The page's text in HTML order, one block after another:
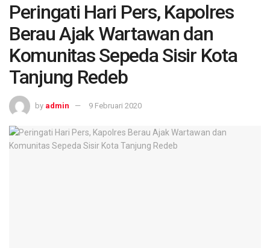
Peringati Hari Pers, Kapolres
Berau Ajak Wartawan dan
Komunitas Sepeda Sisir Kota
Tanjung Redeb
by admin 9 Februari 2020